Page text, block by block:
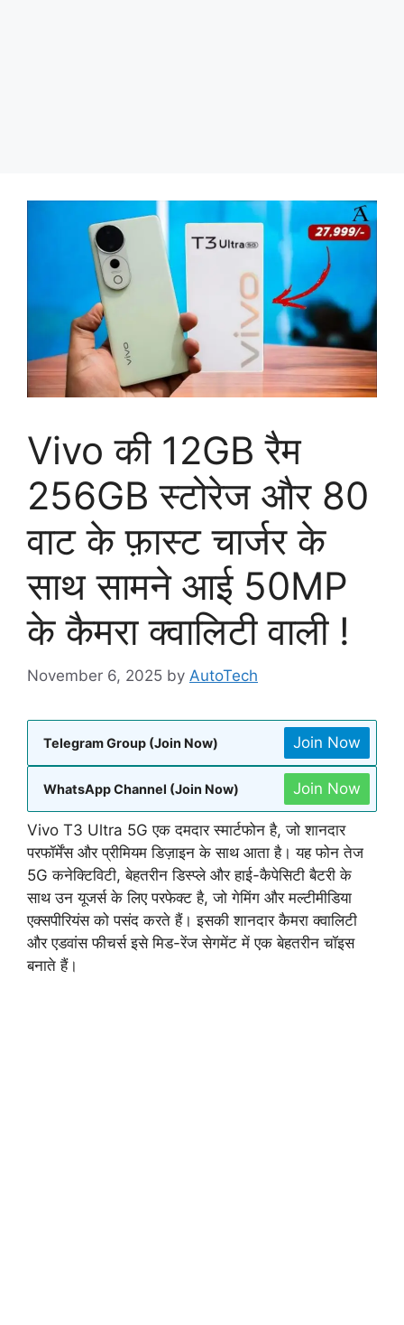
Vivo की 12GB रैम
256GB स्टोरेज और 80
वाट के फ़ास्ट चार्जर के
साथ सामने आई 50MP
के कैमरा क्वालिटी वाली !
November 6, 2025 by AutoTech
Telegram Group (Join Now) Join Now
WhatsApp Channel (Join Now) Join Now
Vivo T3 Ultra 5G एक दमदार स्मार्टफोन है, जो शानदार
परफॉर्मेंस और प्रीमियम डिज़ाइन के साथ आता है। यह फोन तेज
5G कनेक्टिविटी, बेहतरीन डिस्प्ले और हाई-कैपेसिटी बैटरी के
साथ उन यूजर्स के लिए परफेक्ट है, जो गेमिंग और मल्टीमीडिया
एक्सपीरियंस को पसंद करते हैं। इसकी शानदार कैमरा क्वालिटी
और एडवांस फीचर्स इसे मिड-रेंज सेगमेंट में एक बेहतरीन चॉइस
बनाते हैं।